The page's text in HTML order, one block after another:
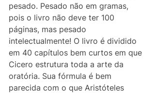
pesado. Pesado não em gramas,
pois o livro não deve ter 100
páginas, mas pesado
intelectualmente! O livro é dividido
em 40 capítulos bem curtos em que
Cicero estrutura toda a arte da
oratória. Sua fórmula é bem
parecida com o que Aristóteles